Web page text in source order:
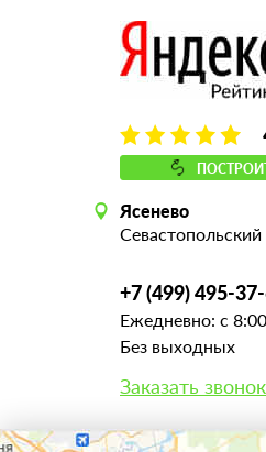
Ясенево
+7 (499) 495-
Ежедневно: с
Без выходных
Заказать звонок